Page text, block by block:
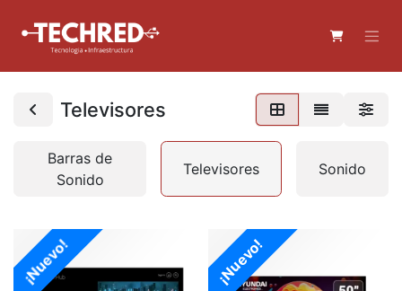
Televisores
Barras de
Sonido
Televisores Sonido
¡Nuevo! ¡Nuevo!